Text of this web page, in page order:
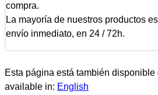
compra.
La mayoría de nuestros productos
envío inmediato, en 24 / 72h.
Esta página está también
available in: English